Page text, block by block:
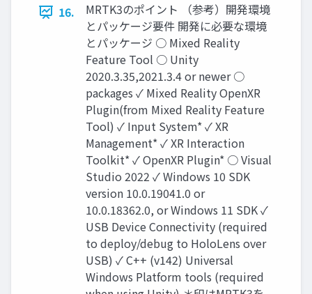
16.
MRTK3のポイント （参考）開発環境
とパッケージ要件 開発に必要な環境
とパッケージ ○ Mixed Reality
Feature Tool ○ Unity
2020.3.35,2021.3.4 or newer ○
packages ✓ Mixed Reality OpenXR
Plugin(from Mixed Reality Feature
Tool) ✓ Input System* ✓ XR
Management* ✓ XR Interaction
Toolkit* ✓ OpenXR Plugin* ○ Visual
Studio 2022 ✓ Windows 10 SDK
version 10.0.19041.0 or
10.0.18362.0, or Windows 11 SDK ✓
USB Device Connectivity (required
to deploy/debug to HoloLens over
USB) ✓ C++ (v142) Universal
Windows Platform tools (required